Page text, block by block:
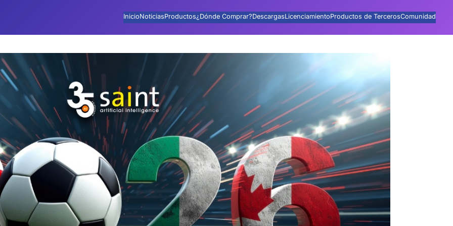
InicioNoticiasProductos¿Dónde Comprar?DescargasLicenciamientoProductos de TercerosComunidad